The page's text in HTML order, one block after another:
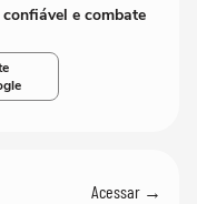
e combate
Acessar →